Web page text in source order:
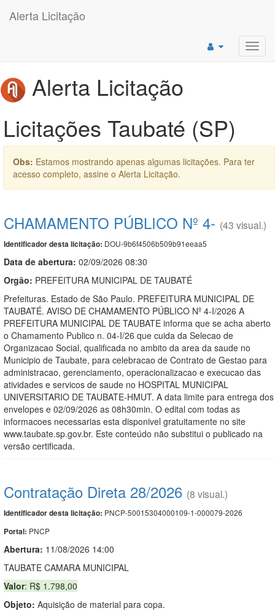
Alerta Licitação
Alerta Licitação
Licitações Taubaté (SP)
Obs: Estamos mostrando apenas algumas licitações. Para ter
acesso completo, assine o Alerta Licitação.
CHAMAMENTO PÚBLICO Nº 4- (43 visual.)
Identificador desta licitação: DOU-9b6f4506b509b91eeaa5
Data de abertura: 02/09/2026 08:30
Orgão: PREFEITURA MUNICIPAL DE TAUBATÉ
Prefeituras. Estado de São Paulo. PREFEITURA MUNICIPAL DE
TAUBATÉ. AVISO DE CHAMAMENTO PÚBLICO Nº 4-I/2026 A
PREFEITURA MUNICIPAL DE TAUBATE informa que se acha aberto
o Chamamento Publico n. 04-I/26 que cuida da Selecao de
Organizacao Social, qualificada no ambito da area da saude no
Municipio de Taubate, para celebracao de Contrato de Gestao para
administracao, gerenciamento, operacionalizacao e execucao das
atividades e servicos de saude no HOSPITAL MUNICIPAL
UNIVERSITARIO DE TAUBATE-HMUT. A data limite para entrega dos
envelopes e 02/09/2026 as 08h30min. O edital com todas as
informacoes necessarias esta disponivel gratuitamente no site
www.taubate.sp.gov.br. Este conteúdo não substitui o publicado na
versão certificada.
Contratação Direta 28/2026 (8 visual.)
Identificador desta licitação: PNCP-50015304000109-1-000079-2026
Portal: PNCP
Abertura: 11/08/2026 14:00
TAUBATE CAMARA MUNICIPAL
Valor: R$ 1.798,00
Objeto: Aquisição de material para copa.